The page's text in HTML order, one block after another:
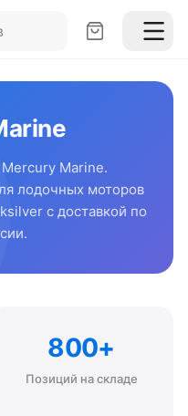
Marine.
лодочных моторов
с доставкой по
800+
Позиций на складе